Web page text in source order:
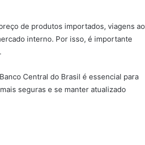
de produtos importados, viagens ao
interno. Por isso, é importante
Central do Brasil é essencial para
seguras e se manter atualizado